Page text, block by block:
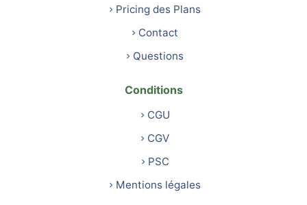
Pricing des Plans
Contact
Questions
Conditions
CGU
CGV
PSC
Mentions légales